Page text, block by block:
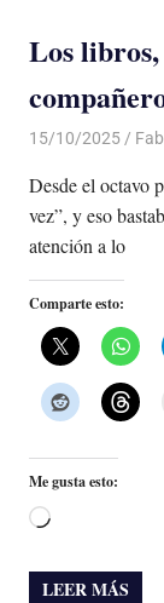
Los
15/10/2025 De
Desde el octavo
vez”, y eso
atención a lo
Comparte esto:
Me gusta esto:
Cargando...
LEER MÁS